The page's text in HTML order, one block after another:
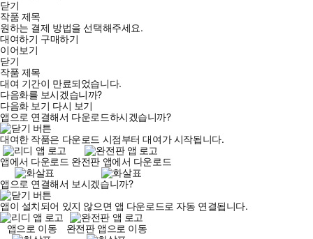
닫기
작품 제목
원하는 결제 방법을 선택해주세요.
대여하기 구매하기
이어보기
닫기
작품 제목
대여 기간이 만료되었습니다.
다음화를 보시겠습니까?
다음화 보기 다시 보기
앱으로 연결해서 다운로드하시겠습니까?
대여한 작품은 다운로드 시점부터 대여가 시작됩니다.
앱에서 다운로드 완전판 앱에서 다운로드
앱으로 연결해서 보시겠습니까?
앱이 설치되어 있지 않으면 앱 다운로드로 자동 연결됩니다.
앱으로 이동
완전판 앱으로 이동